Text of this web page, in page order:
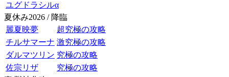
ユグドラシルα
夏休み2026 / 降臨
麗夏映夢
超究極の攻略
チルサマーナ 激究極の攻略
ダルマツリン 究極の攻略
佐宗リザ
究極の攻略